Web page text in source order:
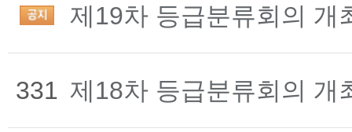
제19차 등급분류회의 개
331 제18차 등급분류회의 개